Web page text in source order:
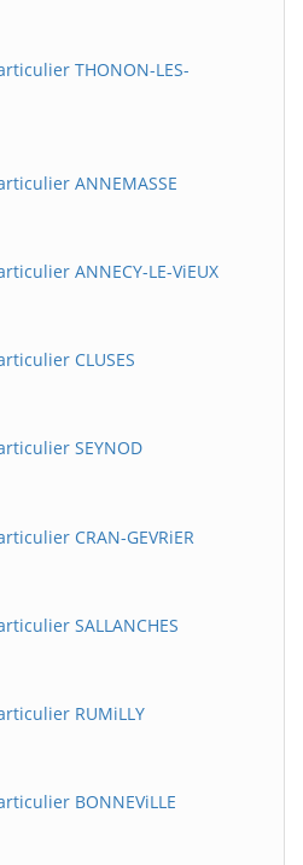
THONON-LES-
ANNEMASSE
ANNECY-LE-ViEUX
CLUSES
SEYNOD
CRAN-GEVRiER
SALLANCHES
RUMiLLY
BONNEViLLE